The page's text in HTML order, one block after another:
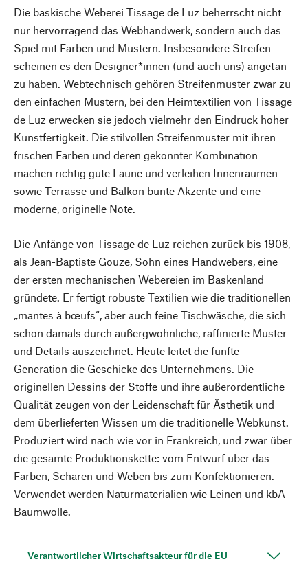
Die baskische Weberei Tissage de Luz beherrscht nicht
nur hervorragend das Webhandwerk, sondern auch das
Spiel mit Farben und Mustern. Insbesondere Streifen
scheinen es den Designer*innen (und auch uns) angetan
zu haben. Webtechnisch gehören Streifenmuster zwar zu
den einfachen Mustern, bei den Heimtextilien von Tissage
de Luz erwecken sie jedoch vielmehr den Eindruck hoher
Kunstfertigkeit. Die stilvollen Streifenmuster mit ihren
frischen Farben und deren gekonnter Kombination
machen richtig gute Laune und verleihen Innenräumen
sowie Terrasse und Balkon bunte Akzente und eine
moderne, originelle Note.
Die Anfänge von Tissage de Luz reichen zurück bis 1908,
als Jean-Baptiste Gouze, Sohn eines Handwebers, eine
der ersten mechanischen Webereien im Baskenland
gründete. Er fertigt robuste Textilien wie die traditionellen
„mantes à bœufs“, aber auch feine Tischwäsche, die sich
schon damals durch außergwöhnliche, raffinierte Muster
und Details auszeichnet. Heute leitet die fünfte
Generation die Geschicke des Unternehmens. Die
originellen Dessins der Stoffe und ihre außerordentliche
Qualität zeugen von der Leidenschaft für Ästhetik und
dem überlieferten Wissen um die traditionelle Webkunst.
Produziert wird nach wie vor in Frankreich, und zwar über
die gesamte Produktionskette: vom Entwurf über das
Färben, Schären und Weben bis zum Konfektionieren.
Verwendet werden Naturmaterialien wie Leinen und kbA-
Baumwolle.
Verantwortlicher Wirtschaftsakteur für die EU